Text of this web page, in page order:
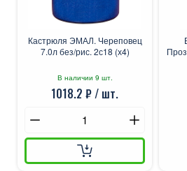
Кастрюля ЭМАЛ. Череповец
7.0л без/рис. 2с18 (х4)
В наличии 9 шт.
1018.2 ₽ / шт.